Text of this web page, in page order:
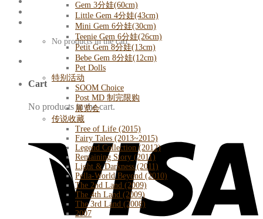
No products in the cart.
Cart
No products in the cart.
Gem 3分娃(60cm)
Little Gem 4分娃(43cm)
Mini Gem 6分娃(30cm)
Teenie Gem 6分娃(26cm)
Petit Gem 8分娃(13cm)
Bebe Gem 8分娃(12cm)
Pet Dolls
特别活动
SOOM Choice
Post MD 制完限购
展览会
传说收藏
Tree of Life (2015)
Fairy Tales (2013~2015)
Legend Collection (2012)
Remaining Story (2011)
Light & Darkness (2011)
Pella-World Beyond (2010)
The 2nd Land (2009)
The 4th Land (2009)
The 3rd Land (2008)
2007